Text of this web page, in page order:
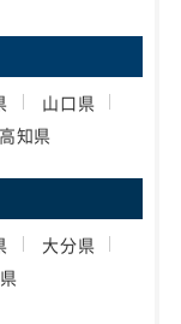
山口県
高知県
大分県